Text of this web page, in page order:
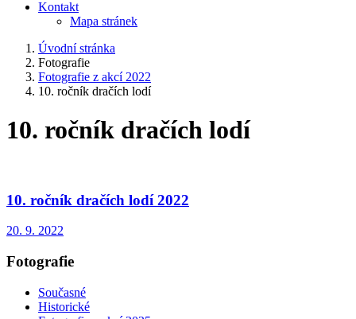
Kontakt
Mapa stránek
Úvodní stránka
Fotografie
Fotografie z akcí 2022
10. ročník dračích lodí
10. ročník dračích lodí
10. ročník dračích lodí 2022
20. 9. 2022
Fotografie
Současné
Historické